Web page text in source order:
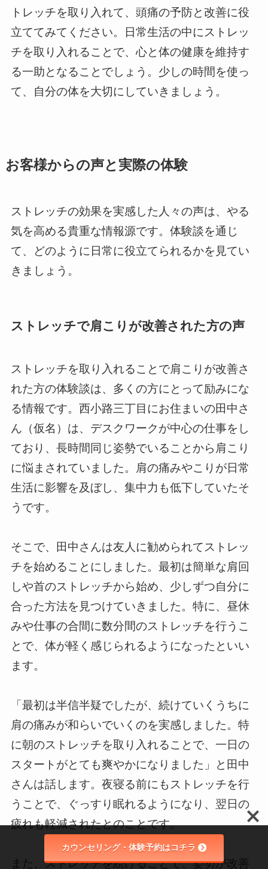
トレッチを取り入れて、頭痛の予防と改善に役
立ててみてください。日常生活の中にストレッ
チを取り入れることで、心と体の健康を維持す
る一助となることでしょう。少しの時間を使っ
て、自分の体を大切にしていきましょう。
お客様からの声と実際の体験
ストレッチの効果を実感した人々の声は、やる
気を高める貴重な情報源です。体験談を通じ
て、どのように日常に役立てられるかを見てい
きましょう。
ストレッチで肩こりが改善された方の声
ストレッチを取り入れることで肩こりが改善さ
れた方の体験談は、多くの方にとって励みにな
る情報です。西小路三丁目にお住まいの田中さ
ん（仮名）は、デスクワークが中心の仕事をし
ており、長時間同じ姿勢でいることから肩こり
に悩まされていました。肩の痛みやこりが日常
生活に影響を及ぼし、集中力も低下していたそ
うです。
そこで、田中さんは友人に勧められてストレッ
チを始めることにしました。最初は簡単な肩回
しや首のストレッチから始め、少しずつ自分に
合った方法を見つけていきました。特に、昼休
みや仕事の合間に数分間のストレッチを行うこ
とで、体が軽く感じられるようになったといい
ます。
「最初は半信半疑でしたが、続けていくうちに
肩の痛みが和らいでいくのを実感しました。特
に朝のストレッチを取り入れることで、一日の
スタートがとても爽やかになりました」と田中
さんは話します。夜寝る前にもストレッチを行
うことで、ぐっすり眠れるようになり、翌日の
疲れも軽減されたとのことです。
また、ストレッチを続けることで、姿勢が改善
カウンセリング・体験予約はコチラ